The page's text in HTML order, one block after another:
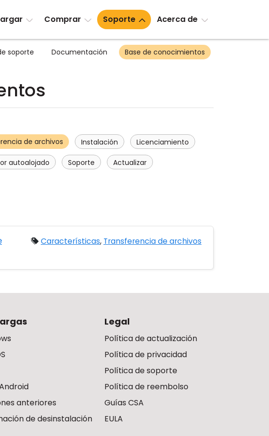
Comprar Soporte Acerca de
soporte Documentación Base de conocimientos
de archivos Instalación Licenciamiento
autoalojado Soporte Actualizar
Características, Transferencia de archivos
anteriores
de desinstalación
Legal
Política de actualización
Política de privacidad
Política de soporte
Política de reembolso
Guías CSA
EULA